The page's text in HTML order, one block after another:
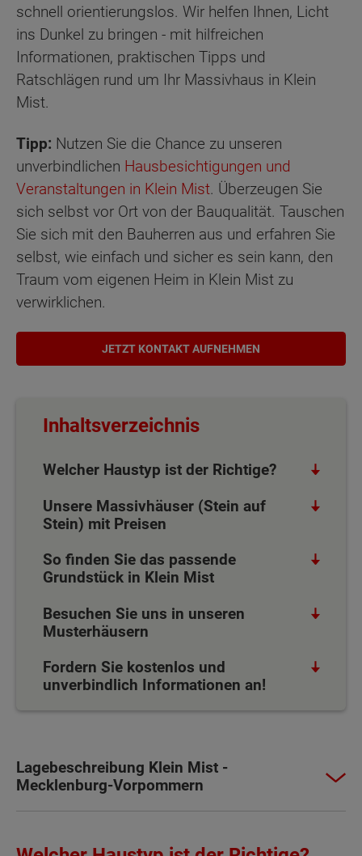
schnell orientierungslos. Wir helfen Ihnen, Licht
ins Dunkel zu bringen - mit hilfreichen
Informationen, praktischen Tipps und
Ratschlägen rund um Ihr Massivhaus in Klein
Mist.
Tipp: Nutzen Sie die Chance zu unseren
unverbindlichen Hausbesichtigungen und
Veranstaltungen in Klein Mist. Überzeugen Sie
sich selbst vor Ort von der Bauqualität. Tauschen
Sie sich mit den Bauherren aus und erfahren Sie
selbst, wie einfach und sicher es sein kann, den
Traum vom eigenen Heim in Klein Mist zu
verwirklichen.
JETZT KONTAKT AUFNEHMEN
Inhaltsverzeichnis
Welcher Haustyp ist der Richtige?
Unsere Massivhäuser (Stein auf
Stein) mit Preisen
So finden Sie das passende
Grundstück in Klein Mist
Besuchen Sie uns in unseren
Musterhäusern
Fordern Sie kostenlos und
unverbindlich Informationen an!
Lagebeschreibung Klein Mist -
Mecklenburg-Vorpommern